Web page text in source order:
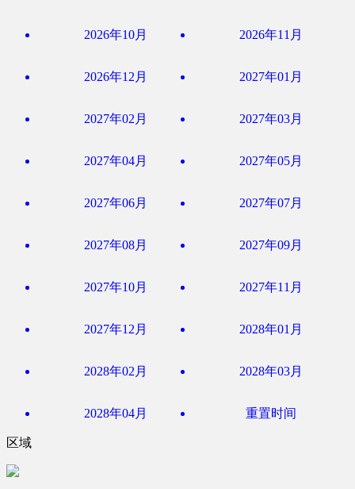
2026年10月 2026年11月
2026年12月 2027年01月
2027年02月 2027年03月
2027年04月 2027年05月
2027年06月 2027年07月
2027年08月 2027年09月
2027年10月 2027年11月
2027年12月 2028年01月
2028年02月 2028年03月
2028年04月 重置时间
区域